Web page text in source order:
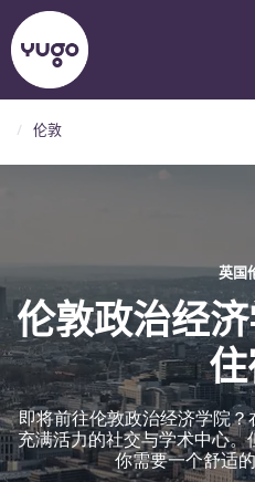
更多
账户
Chinese
Català
Italian
Portuguese
伦敦
英国
伦敦政治经
即将前往伦敦政治经济学院
充满活力的社交与学术中心
你需要一个舒适